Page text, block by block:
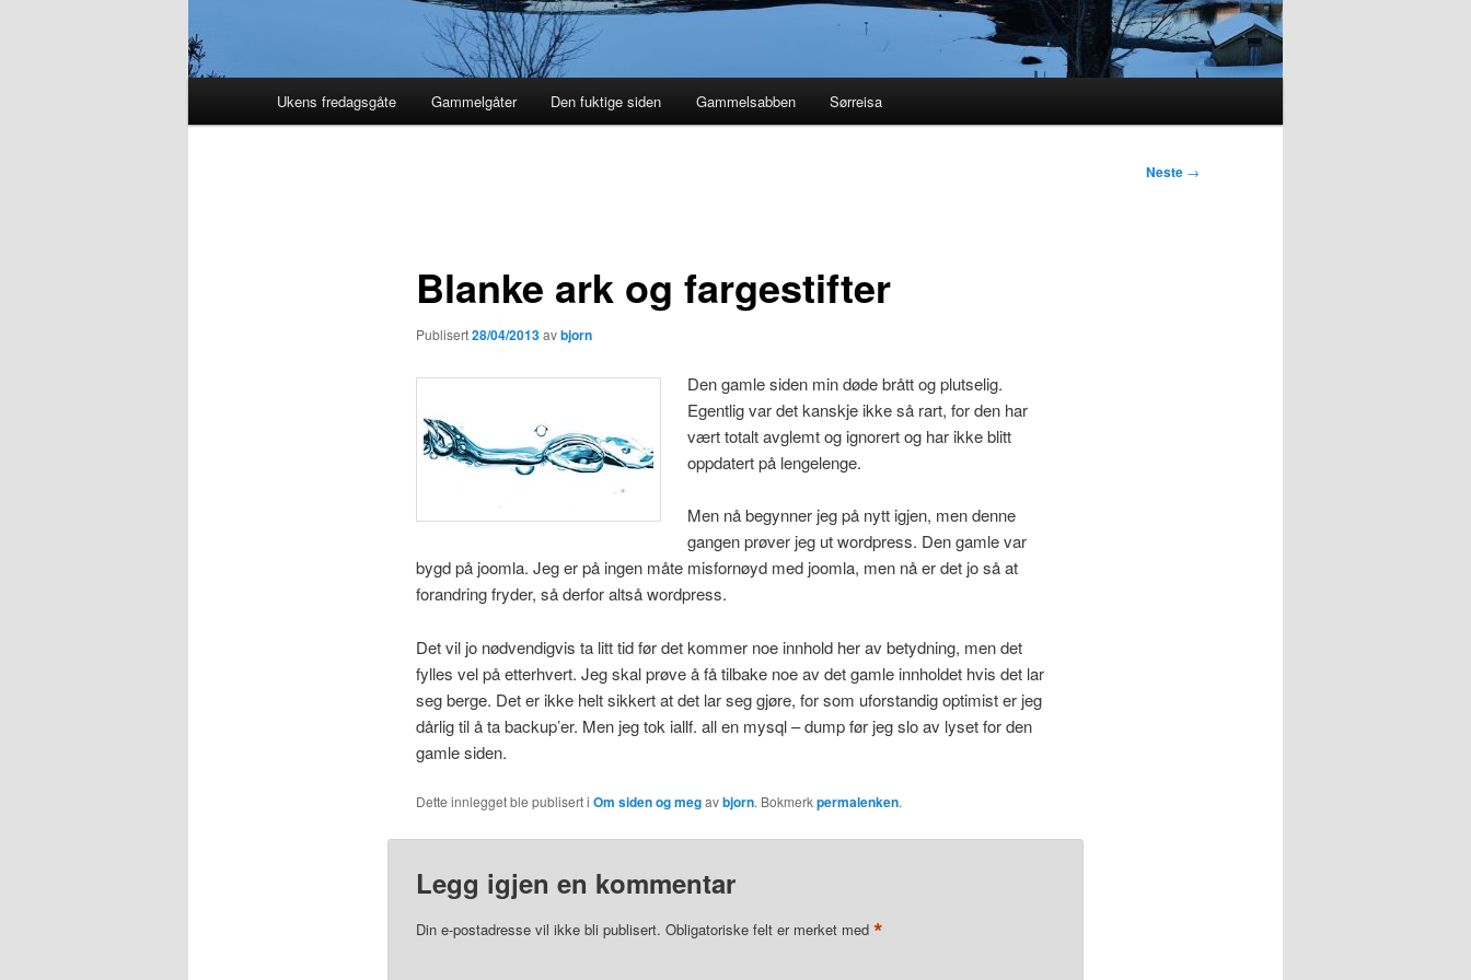
Ukens fredagsgåte Gammelgåter Den fuktige siden Gammelsabben Sørreisa
Neste →
Blanke ark og fargestifter
Publisert28/04/2013avbjorn
Den gamle siden min døde brått og plutselig.
Egentlig var det kanskje ikke så rart, for den har
vært totalt avglemt og ignorert og har ikke blitt
oppdatert på lengelenge.
Men nå begynner jeg på nytt igjen, men denne
gangen prøver jeg ut wordpress. Den gamle var
bygd på joomla. Jeg er på ingen måte misfornøyd med joomla, men nå er det jo så at
forandring fryder, så derfor altså wordpress.
Det vil jo nødvendigvis ta litt tid før det kommer noe innhold her av betydning, men det
fylles vel på etterhvert. Jeg skal prøve å få tilbake noe av det gamle innholdet hvis det lar
seg berge. Det er ikke helt sikkert at det lar seg gjøre, for som uforstandig optimist er jeg
dårlig til å ta backup’er. Men jeg tok iallf. all en mysql – dump før jeg slo av lyset for den
gamle siden.
Dette innlegget ble publisert i Om siden og megavbjorn. Bokmerkpermalenken.
Legg igjen en kommentar
Din e-postadresse vil ikke bli publisert. Obligatoriske felt er merket med *